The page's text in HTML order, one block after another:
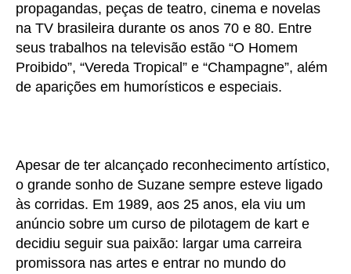
propagandas, peças de teatro, cinema e novelas
na TV brasileira durante os anos 70 e 80. Entre
seus trabalhos na televisão estão “O Homem
Proibido”, “Vereda Tropical” e “Champagne”, além
de aparições em humorísticos e especiais.
Apesar de ter alcançado reconhecimento artístico,
o grande sonho de Suzane sempre esteve ligado
às corridas. Em 1989, aos 25 anos, ela viu um
anúncio sobre um curso de pilotagem de kart e
decidiu seguir sua paixão: largar uma carreira
promissora nas artes e entrar no mundo do